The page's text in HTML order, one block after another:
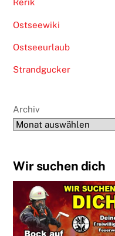
Rerik
Ostseewiki
Ostseeurlaub
Strandgucker
Archiv
Wir suchen dich